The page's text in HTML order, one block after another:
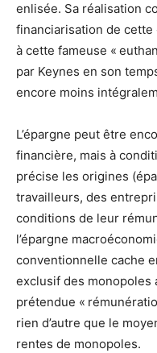
enlisée. Sa réalisation
financiarisation de
à cette fameuse «
par Keynes en son
encore moins
L’épargne peut être
financière, mais à
précise les origines
travailleurs, des
conditions de leur
l’épargne
conventionnelle cache
exclusif des monopoles
prétendue «
rien d’autre que le
rentes de monopoles.